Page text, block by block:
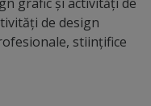
de design
stiințifice